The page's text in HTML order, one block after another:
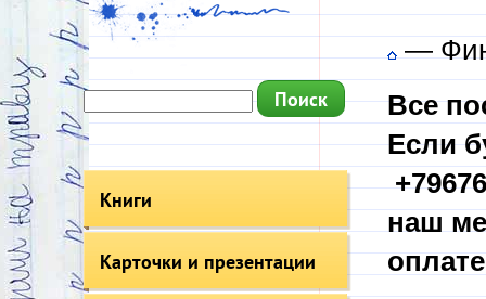
Книги
Карточки и презентации
—
Все
Если
наш